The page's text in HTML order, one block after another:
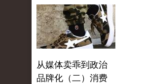
从媒体卖乖到政治
品牌化（二）消费